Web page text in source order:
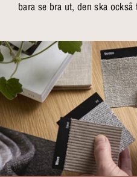
bara se bra ut, den ska också